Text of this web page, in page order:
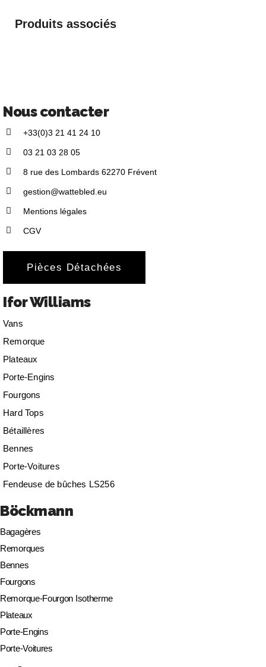
Produits associés
Nous contacter
+33(0)3 21 41 24 10
03 21 03 28 05
8 rue des Lombards 62270 Frévent
gestion@wattebled.eu
Mentions légales
CGV
Pièces Détachées
Ifor Williams
Vans
Remorque
Plateaux
Porte-Engins
Fourgons
Hard Tops
Bétaillères
Bennes
Porte-Voitures
Fendeuse de bûches LS256
Böckmann
Bagagères
Remorques
Bennes
Fourgons
Remorque-Fourgon Isotherme
Plateaux
Porte-Engins
Porte-Voitures